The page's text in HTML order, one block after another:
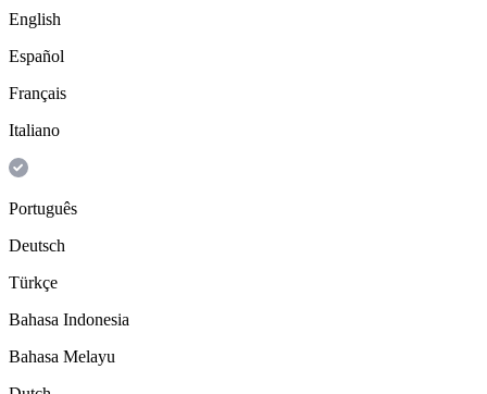
English
Español
Français
Italiano
Português
Deutsch
Türkçe
Bahasa Indonesia
Bahasa Melayu